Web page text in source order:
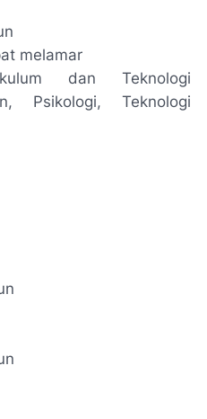
melamar
dan Teknologi
Psikologi, Teknologi